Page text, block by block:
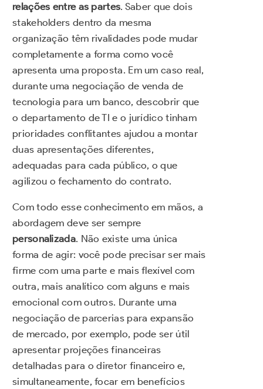
relações entre as partes. Saber que dois
stakeholders dentro da mesma
organização têm rivalidades pode mudar
completamente a forma como você
apresenta uma proposta. Em um caso real,
durante uma negociação de venda de
tecnologia para um banco, descobrir que
o departamento de TI e o jurídico tinham
prioridades conflitantes ajudou a montar
duas apresentações diferentes,
adequadas para cada público, o que
agilizou o fechamento do contrato.
Com todo esse conhecimento em mãos, a
abordagem deve ser sempre
personalizada. Não existe uma única
forma de agir: você pode precisar ser mais
firme com uma parte e mais flexível com
outra, mais analítico com alguns e mais
emocional com outros. Durante uma
negociação de parcerias para expansão
de mercado, por exemplo, pode ser útil
apresentar projeções financeiras
detalhadas para o diretor financeiro e,
simultaneamente, focar em benefícios